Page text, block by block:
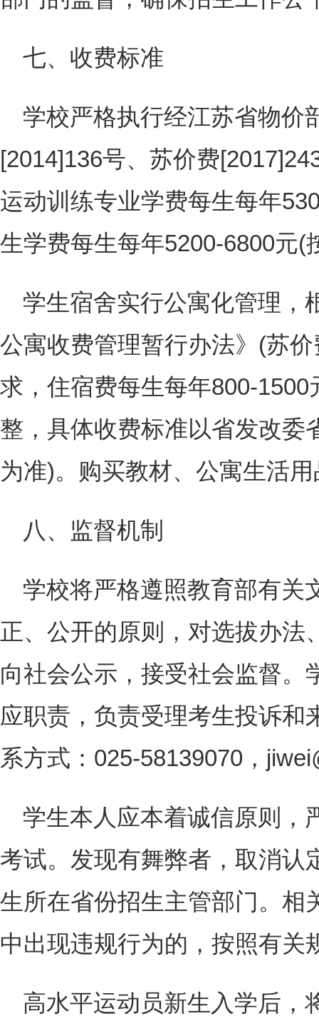
七、收费标准
学校严格执行经江苏省物价
[2014]136号、苏价费
运动训练专业学费每生每年
生学费每生每年5200-6800元(
学生宿舍实行公寓化管理，
公寓收费管理暂行办法》(苏
求，住宿费每生每年800-
整，具体收费标准以省发改委
为准)。购买教材、公寓生活
八、监督机制
学校将严格遵照教育部有关
正、公开的原则，对选拔办法
向社会公示，接受社会监督。
应职责，负责受理考生投诉和
系方式：025-58139070，
学生本人应本着诚信原则，
考试。发现有舞弊者，取消认
生所在省份招生主管部门。相
中出现违规行为的，按照有关
高水平运动员新生入学后，